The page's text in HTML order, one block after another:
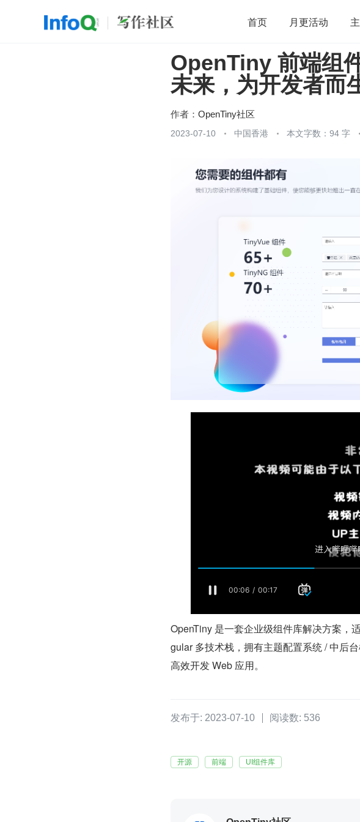
首页 月更活动
开源 架构 OpenHarmony
团队管理 程序员 运维
OpenTiny 前端组
未来，为开发者而
作者： OpenTiny社区
2023-07-10 中国香港 本文字数：94 字
OpenTiny 是一套企业级组件库解决方案，
gular 多技术栈，拥有主题配置系统 / 中后
高效开发 Web 应用。
发布于: 2023-07-10 阅读数: 536
开源 前端 UI组件库